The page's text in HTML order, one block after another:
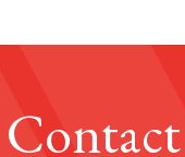
Contact